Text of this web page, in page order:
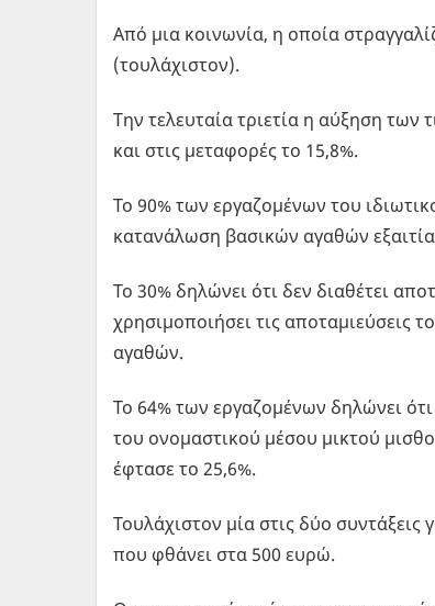
Από μια κοινωνία, η οποία
(τουλάχιστον).
Την τελευταία τριετία η αύξηση των
και στις μεταφορές το 15,8%.
Το 90% των εργαζομένων του
κατανάλωση βασικών αγαθών
Το 30% δηλώνει ότι δεν διαθέτει
χρησιμοποιήσει τις αποταμιεύσεις
αγαθών.
Το 64% των εργαζομένων δηλώνει
του ονομαστικού μέσου μικτού
έφτασε το 25,6%.
Τουλάχιστον μία στις δύο
που φθάνει στα 500 ευρώ.